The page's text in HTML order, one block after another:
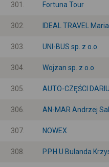
301. Fortuna Tour
302. IDEAL TRAVEL
303. UNI-BUS sp. z o.o.
304. Wojzan sp. z o.o
305. AUTO-CZĘŚCI
306. AN-MAR Andrzej
307. NOWEX
308. P.P.H.U Bulanda